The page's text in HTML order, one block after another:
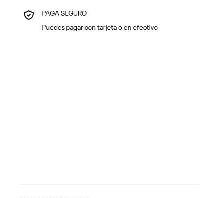
PAGA SEGURO
Puedes pagar con tarjeta o en efectivo